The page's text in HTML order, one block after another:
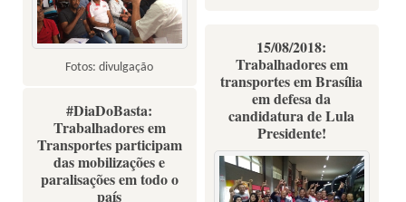
Fotos: divulgação
15/08/2018:
Trabalhadores em
transportes em Brasília
em defesa da
candidatura de Lula
Presidente!
#DiaDoBasta:
Trabalhadores em
Transportes participam
das mobilizações e
paralisações em todo o
país